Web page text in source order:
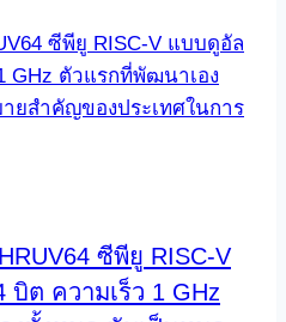
ซีพียู RISC‑V
ต ความเร็ว 1 GHz